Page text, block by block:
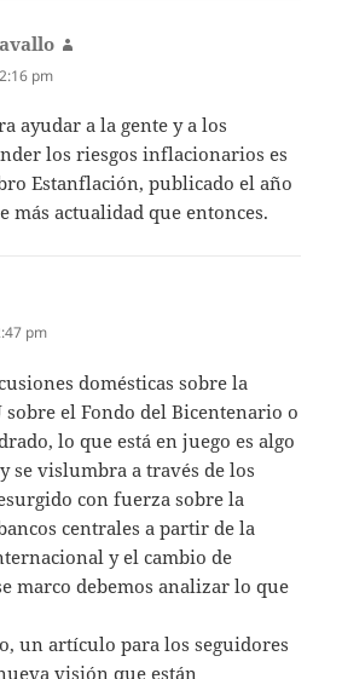
pm
ayudar a la gente y a los
los riesgos inflacionarios es
Estanflación, publicado el año
más actualidad que entonces.
pm
domésticas sobre la
sobre el Fondo del Bicentenario o
lo que está en juego es algo
se vislumbra a través de los
con fuerza sobre la
centrales a partir de la
y el cambio de
marco debemos analizar lo que
un artículo para los seguidores
visión que están